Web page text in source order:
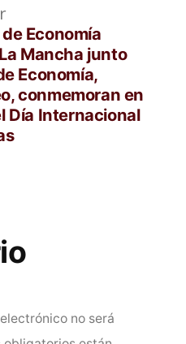
Entrada
anterior:
Economía
Mancha junto
Economía,
conmemoran en
Día Internacional
no será